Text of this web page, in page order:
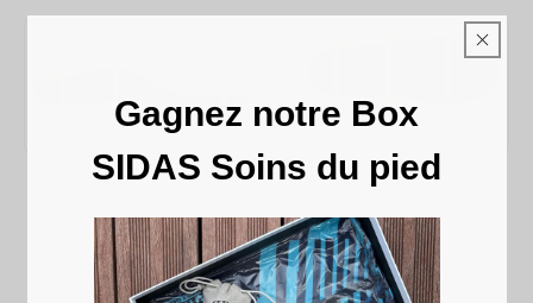
Gagnez notre Box
SIDAS Soins du pied